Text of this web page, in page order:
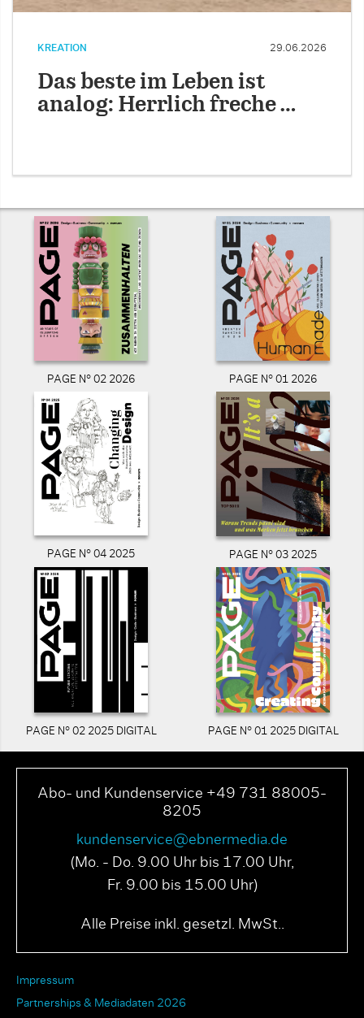
KREATION 29.06.2026
Das beste im Leben ist
analog: Herrlich freche …
PAGE N° 02 2026 PAGE N° 01 2026
PAGE N° 04 2025 PAGE N° 03 2025
PAGE N° 02 2025 DIGITAL PAGE N° 01 2025 DIGITAL
Abo- und Kundenservice +49 731 88005-
8205
kundenservice@ebnermedia.de
(Mo. - Do. 9.00 Uhr bis 17.00 Uhr,
Fr. 9.00 bis 15.00 Uhr)
Alle Preise inkl. gesetzl. MwSt..
Impressum
Partnerships & Mediadaten 2026